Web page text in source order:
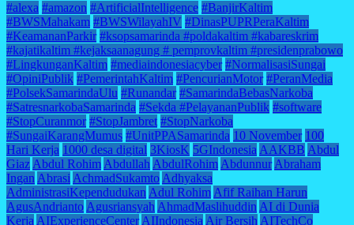
#alexa #amazon #ArtificialIntelligence #BanjirKaltim
#BWSMahakam #BWSWilayahIV #DinasPUPRPeraKaltim
#KeamananParkir #ksopsamarinda #poldakaltim #kabareskrim
#kajatikaltim #kejaksaanagung # pemprovkaltim #presidenprabowo
#LingkunganKaltim #mediaindonesiacyber #NormalisasiSungai
#OpiniPublik #PemerintahKaltim #PencurianMotor #PeranMedia
#PolsekSamarindaUlu #Runandar #SamarindaBebasNarkoba
#SatresnarkobaSamarinda #Sekda #PelayananPublik #software
#StopCuranmor #StopJambret #StopNarkoba
#SungaiKarangMumus #UnitPPASamarinda 10 November 100
Hari Kerja 1000 desa digital 3KiosK 5GIndonesia AAKBB Abdul
Giaz Abdul Rohim Abdullah AbdulRohim Abdunnur Abraham
Ingan Abrasi AchmadSukamto Adhyaksa
AdministrasiKependudukan Adul Rohim Afif Raihan Harun
AgusAndrianto Agusriansyah AhmadMaslihuddin AI di Dunia
Kerja AIExperienceCenter AIIndonesia Air Bersih AITechCo